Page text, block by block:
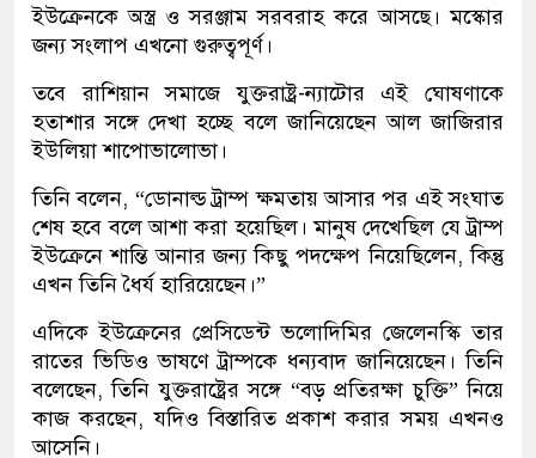
ইউক্রেনকে অস্ত্র ও সরঞ্জাম সরবরাহ করে আসছে। মস্কোর
জন্য সংলাপ এখনো গুরুত্বপূর্ণ।
তবে রাশিয়ান সমাজে যুক্তরাষ্ট্র-ন্যাটোর এই ঘোষণাকে
হতাশার সঙ্গে দেখা হচ্ছে বলে জানিয়েছেন আল জাজিরার
ইউলিয়া শাপোভালোভা।
তিনি বলেন, “ডোনাল্ড ট্রাম্প ক্ষমতায় আসার পর এই সংঘাত
শেষ হবে বলে আশা করা হয়েছিল। মানুষ দেখেছিল যে ট্রাম্প
ইউক্রেনে শান্তি আনার জন্য কিছু পদক্ষেপ নিয়েছিলেন, কিন্তু
এখন তিনি ধৈর্য হারিয়েছেন।”
এদিকে ইউক্রেনের প্রেসিডেন্ট ভলোদিমির জেলেনস্কি তার
রাতের ভিডিও ভাষণে ট্রাম্পকে ধন্যবাদ জানিয়েছেন। তিনি
বলেছেন, তিনি যুক্তরাষ্ট্রের সঙ্গে “বড় প্রতিরক্ষা চুক্তি” নিয়ে
কাজ করছেন, যদিও বিস্তারিত প্রকাশ করার সময় এখনও
আসেনি।